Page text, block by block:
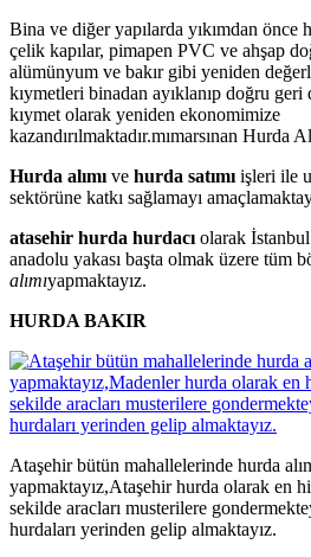
Bina ve diğer yapılarda yıkımdan önce
çelik kapılar, pimapen PVC ve ahşap
alümünyum ve bakır gibi yeniden
kıymetleri binadan ayıklanıp doğru
kıymet olarak yeniden ekonomimize
kazandırılmaktadır.mımarsınan Hurda
Hurda alımı ve hurda satımı işleri ile
sektörüne katkı sağlamayı
atasehir hurda hurdacı olarak
anadolu yakası başta olmak üzere tüm
alımıyapmaktayız.
HURDA BAKIR
Ataşehir bütün mahallelerinde hurda
yapmaktayız,Ataşehir hurda olarak en
sekilde aracları musterilere
hurdaları yerinden gelip almaktayız.